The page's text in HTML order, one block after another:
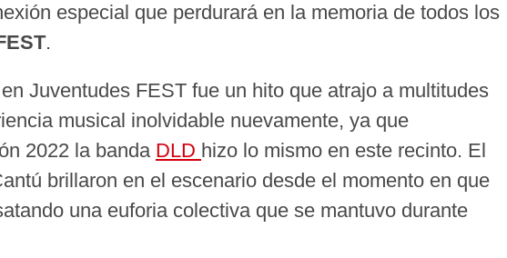
especial que perdurará en la memoria de todos los
.
Juventudes FEST fue un hito que atrajo a multitudes
musical inolvidable nuevamente, ya que
2022 la banda DLD hizo lo mismo en este recinto. El
brillaron en el escenario desde el momento en que
una euforia colectiva que se mantuvo durante